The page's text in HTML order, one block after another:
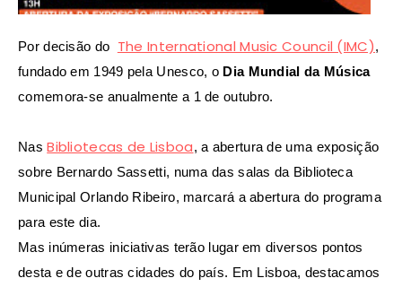
Por decisão do The International Music Council (IMC),
fundado em 1949 pela Unesco, o Dia Mundial da Música
comemora-se anualmente a 1 de outubro.
NasBibliotecas de Lisboa, a abertura de uma exposição
sobre Bernardo Sassetti, numa das salas da Biblioteca
Municipal Orlando Ribeiro, marcará a abertura do programa
para este dia.
Mas inúmeras iniciativas terão lugar em diversos pontos
desta e de outras cidades do país. Em Lisboa, destacamos